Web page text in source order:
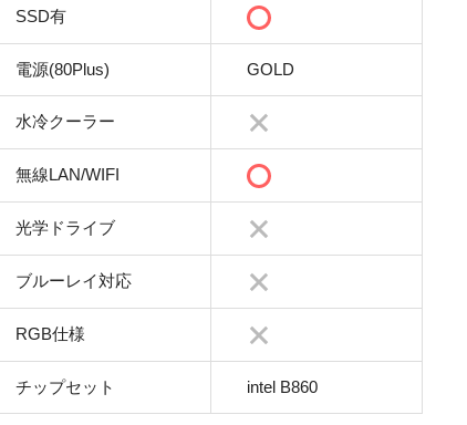
SSD有
電源(80Plus) GOLD
水冷クーラー
無線LAN/WIFI
光学ドライブ
ブルーレイ対応
RGB仕様
チップセット intel B860